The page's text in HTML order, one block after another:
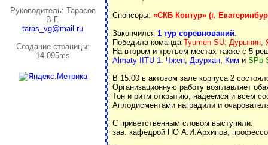
Руководитель: Тарасов
В.Г.
taras_vg@mail.ru
Cоздание страницы:
14.095ms
Спонсоры: «СКБ Контур» (г.
Закончился 1 тур соревнований.
Победила команда Tyumen SU: Дурынин,
На втором и третьем местах также с 5
Almaty IITU 1: Чжен, Даурхан, Ким и SPb
В 15.00 в актовом зале корпуса 2
Организационную работу возглавляет
Тон и ритм открытию, надеемся и всем
Аплодисментами наградили и
С приветственным словом выступили:
зав. кафедрой ПО А.И.Архипов,